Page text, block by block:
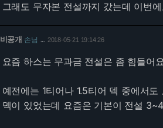
그래도 무자본 전설까지 갔는데 이번
비공개 손님 2018-05-21 19:14:26
요즘 하스는 무과금 전설은 좀 힘들어
예전에는 1티어나 1.5티어 덱 중에서
덱이 있었는데 요즘은 기본이 전설